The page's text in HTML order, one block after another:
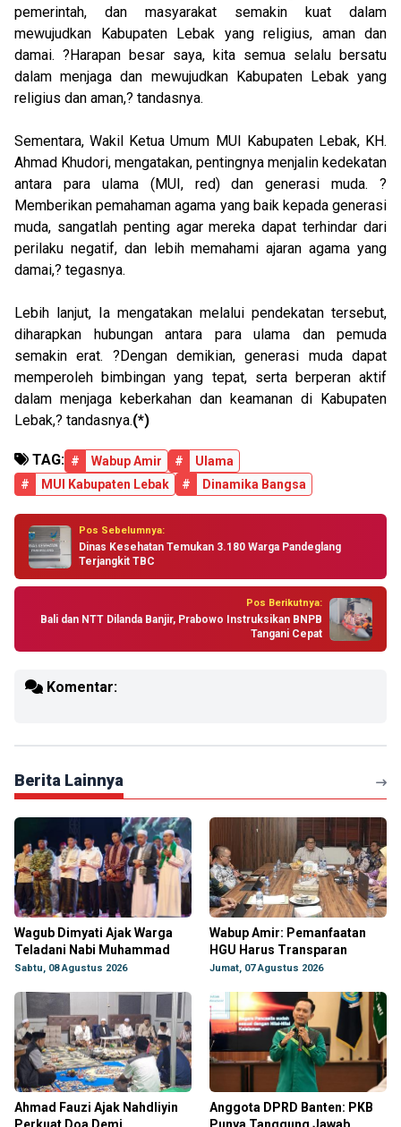
pemerintah, dan masyarakat semakin kuat dalam
mewujudkan Kabupaten Lebak yang religius, aman dan
damai. ?Harapan besar saya, kita semua selalu bersatu
dalam menjaga dan mewujudkan Kabupaten Lebak yang
religius dan aman,? tandasnya.
Sementara, Wakil Ketua Umum MUI Kabupaten Lebak, KH.
Ahmad Khudori, mengatakan, pentingnya menjalin kedekatan
antara para ulama (MUI, red) dan generasi muda. ?
Memberikan pemahaman agama yang baik kepada generasi
muda, sangatlah penting agar mereka dapat terhindar dari
perilaku negatif, dan lebih memahami ajaran agama yang
damai,? tegasnya.
Lebih lanjut, Ia mengatakan melalui pendekatan tersebut,
diharapkan hubungan antara para ulama dan pemuda
semakin erat. ?Dengan demikian, generasi muda dapat
memperoleh bimbingan yang tepat, serta berperan aktif
dalam menjaga keberkahan dan keamanan di Kabupaten
Lebak,? tandasnya.(*)
TAG: # Wabup Amir #
Ulama
#
MUI Kabupaten Lebak # Dinamika Bangsa
Pos Sebelumnya:
Dinas Kesehatan Temukan 3.180 Warga Pandeglang
Terjangkit TBC
Pos Berikutnya:
Bali dan NTT Dilanda Banjir, Prabowo Instruksikan BNPB
Tangani Cepat
Komentar:
Berita Lainnya
Wagub Dimyati Ajak Warga
Teladani Nabi Muhammad
Sabtu, 08 Agustus 2026
Wabup Amir: Pemanfaatan
HGU Harus Transparan
Jumat, 07 Agustus 2026
Ahmad Fauzi Ajak Nahdliyin
Anggota DPRD Banten: PKB